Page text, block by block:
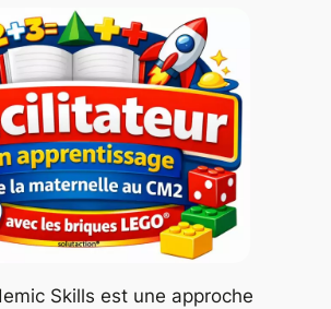
Skills est une approche